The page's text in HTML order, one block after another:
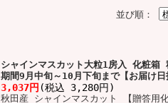
並び順：
シャインマスカット大粒1房入 化粧
期間9月中旬～10月下旬まで【お届け
3,037円 (税込 3,280円)
秋田産 シャインマスカット 【贈答用化